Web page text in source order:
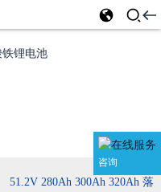
咨询
51.2V 280Ah 300Ah 320Ah 落